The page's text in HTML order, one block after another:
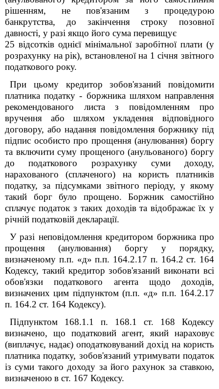
рішенням, не пов'язаним з процедурою
банкрутства, до закінчення строку позовної
давності, у разі якщо його сума перевищує
25 відсотків однієї мінімальної заробітної плати (у
розрахунку на рік), встановленої на 1 січня звітного
податкового року.
При цьому кредитор зобов'язаний повідомити
платника податку - боржника шляхом направлення
рекомендованого листа з повідомленням про
вручення або шляхом укладення відповідного
договору, або надання повідомлення боржнику під
підпис особисто про прощення (анулювання) боргу
та включити суму прощеного (анульованого) боргу
до податкового розрахунку суми доходу,
нарахованого (сплаченого) на користь платників
податку, за підсумками звітного періоду, у якому
такий борг було прощено. Боржник самостійно
сплачує податок з таких доходів та відображає їх у
річній податковій декларації.
У разі неповідомлення кредитором боржника про
прощення (анулювання) боргу у порядку,
визначеному п.п. «д» п.п. 164.2.17 п. 164.2 ст. 164
Кодексу, такий кредитор зобов'язаний виконати всі
обов'язки податкового агента щодо доходів,
визначених цим підпунктом (п.п. «д» п.п. 164.2.17
п. 164.2 ст. 164 Кодексу).
Підпунктом 168.1.1 п. 168.1 ст. 168 Кодексу
визначено, що податковий агент, який нараховує
(виплачує, надає) оподатковуваний дохід на користь
платника податку, зобов'язаний утримувати податок
із суми такого доходу за його рахунок за ставкою,
визначеною в ст. 167 Кодексу.